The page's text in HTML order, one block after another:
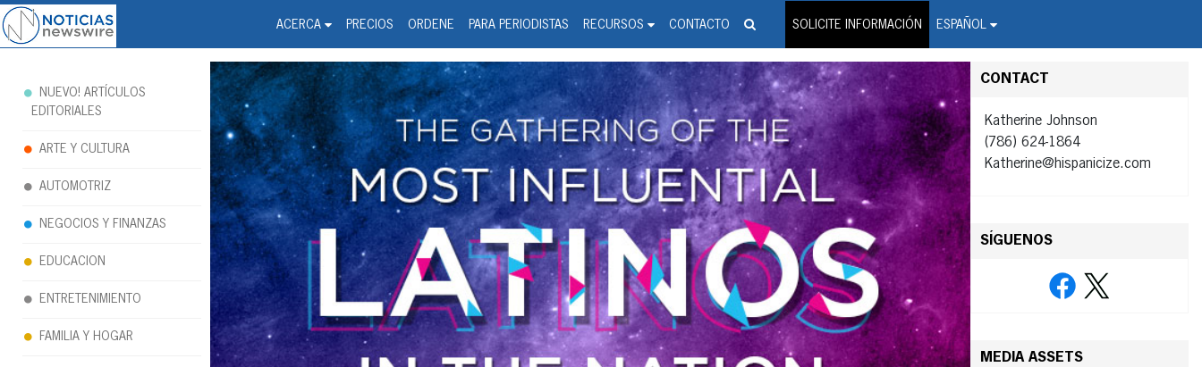
ACERCA PRECIOS ORDENE PARA PERIODISTAS RECURSOS CONTACTO SOLICITE INFORMACIÓN ESPAÑOL
Noticias Newswire - Hispanic Press Release Distribution Wire Service
CONTACT
Katherine Johnson
(786) 624-1864
Katherine@hispanicize.com
SÍGUENOS
MEDIA ASSETS
NUEVO! ARTÍCULOS
EDITORIALES
ARTE Y CULTURA
AUTOMOTRIZ
NEGOCIOS Y FINANZAS
EDUCACION
ENTRETENIMIENTO
FAMILIA Y HOGAR